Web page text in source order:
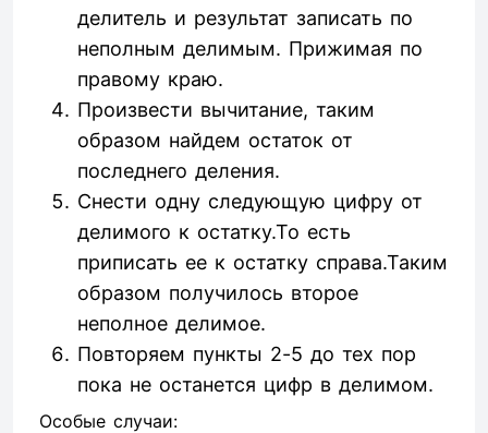
делитель и результат записать по
неполным делимым. Прижимая по
правому краю.
Произвести вычитание, таким
образом найдем остаток от
последнего деления.
Снести одну следующую цифру от
делимого к остатку.То есть
приписать ее к остатку справа.Таким
образом получилось второе
неполное делимое.
Повторяем пункты 2-5 до тех пор
пока не останется цифр в делимом.
Особые случаи: